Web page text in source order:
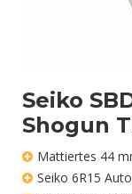
Seiko
Shogun
Mattiertes 44
Seiko 6R15